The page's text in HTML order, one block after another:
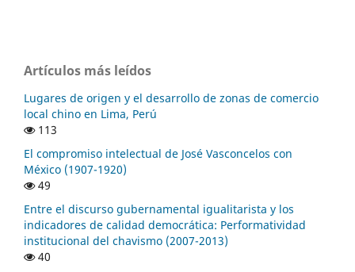
Artículos más leídos
Lugares de origen y el desarrollo de zonas de comercio
local chino en Lima, Perú
113
El compromiso intelectual de José Vasconcelos con
México (1907-1920)
49
Entre el discurso gubernamental igualitarista y los
indicadores de calidad democrática: Performatividad
institucional del chavismo (2007-2013)
40